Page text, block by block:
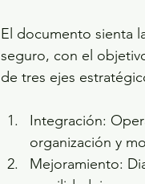
El documento sienta
seguro, con el
de tres ejes
Integración:
organización y
Mejoramiento: